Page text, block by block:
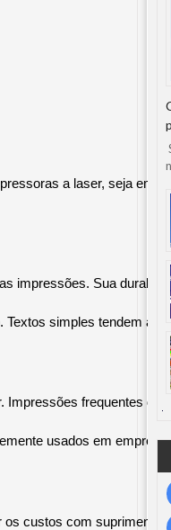
a laser, seja
impressões. Sua
simples tendem
frequentes
usados em
custos com suprimentos